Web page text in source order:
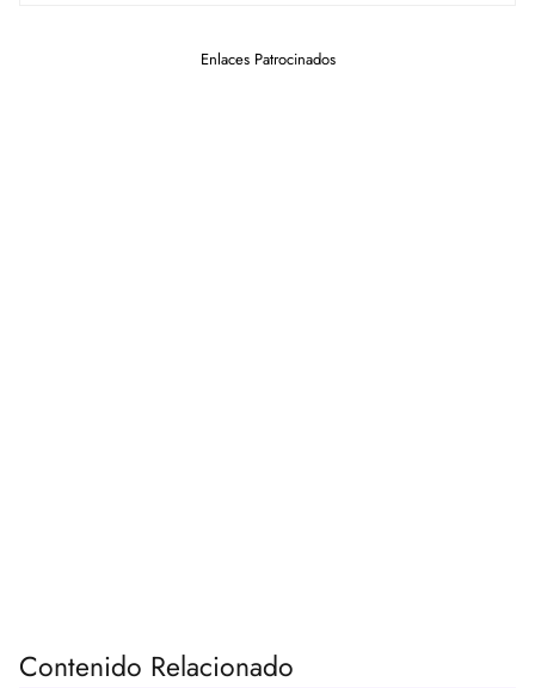
Enlaces Patrocinados
Contenido Relacionado